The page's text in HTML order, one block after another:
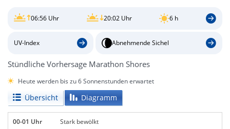
06:56 Uhr 20:02 Uhr 6 h
UV-Index Abnehmende Sichel
Stündliche Vorhersage Marathon Shores
Heute werden bis zu 6 Sonnenstunden erwartet
Übersicht Diagramm
00-01 Uhr Stark bewölkt